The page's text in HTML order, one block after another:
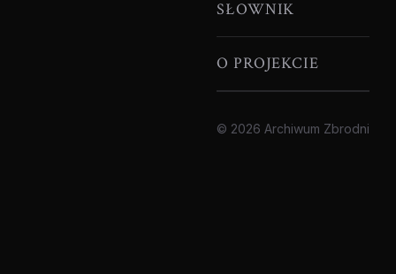
SŁOWNIK
O PROJEKCIE
© 2026 Archiwum Zbrodni